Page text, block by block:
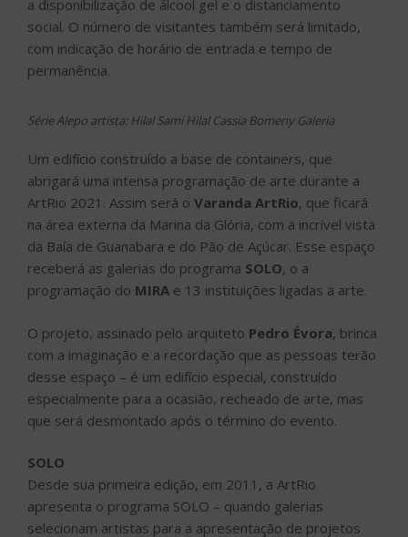
na área externa da Marina da Glória, com a incrível vista
da Baía de Guanabara e do Pão de Açúcar. Esse espaço
receberá as galerias do programaSOLO, o a
programação do
O projeto, assinado pelo arquiteto Pedro Évora, brinca
desse espaço – é um edifício especial, construído
especialmente para a ocasião, recheado de arte, mas
que será desmontado após o término do evento.
SOLO
Desde sua primeira edição, em 2011, a ArtRio
apresenta o programa SOLO – quando galerias
solo especiais. Em 2021, oito artistas participarão do
programa e terão suas obras expostas no espaço que
será a Varanda ArtRio, localizada na área externa da
Marina da Glória.
Artista: Alessandra Rehder
• Jackie Shor Projects
Artista: Nathalie Cohen
• Luciana Caravello Arte Contemporânea